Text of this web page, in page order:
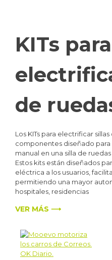
KITs para
de
Los KITs para electrificar
componentes diseñado
manual en una silla de
Estos kits están diseñados
eléctrica a los usuarios,
permitiendo una mayor
hospitales, residencias
VER MÁS ⟶